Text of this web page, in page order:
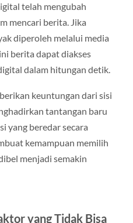
telah mengubah
mencari berita. Jika
diperoleh melalui media
berita dapat diakses
dalam hitungan detik.
keuntungan dari sisi
tantangan baru
yang beredar secara
kemampuan memilih
menjadi semakin
yang Tidak Bisa